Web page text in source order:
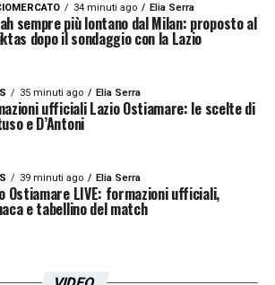
34 minuti ago Elia Serra
sempre più lontano dal Milan: proposto al
dopo il sondaggio con la Lazio
35 minuti ago Elia Serra
ufficiali Lazio Ostiamare: le scelte di
e D’Antoni
39 minuti ago Elia Serra
Ostiamare LIVE: formazioni ufficiali,
e tabellino del match